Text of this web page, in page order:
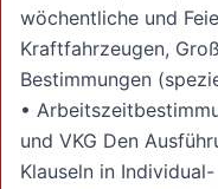
wöchentliche und
Kraftfahrzeugen,
Bestimmungen
•
und VKG Den
Klauseln in